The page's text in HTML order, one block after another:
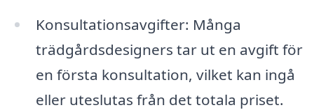
Konsultationsavgifter: Många
trädgårdsdesigners tar ut en avgift för
en första konsultation, vilket kan ingå
eller uteslutas från det totala priset.